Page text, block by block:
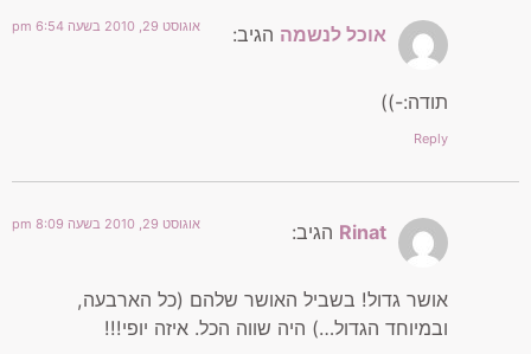
אוכל לנשמה הגיב: אוגוסט 29, 2010 בשעה 6:54 pm
תודה:-))
Reply
Rinat הגיב: אוגוסט 29, 2010 בשעה 8:09 pm
אושר גדול! בשביל האושר שלהם (כל הארבעה,
ובמיוחד הגדול…) היה שווה הכל. איזה יופי!!!